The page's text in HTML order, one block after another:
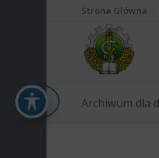
Strona Główna
Archiwum dla